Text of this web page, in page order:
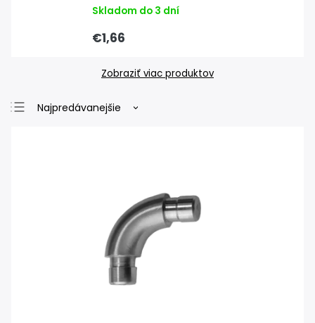
Skladom do 3 dní
€1,66
Zobraziť viac produktov
Najpredávanejšie